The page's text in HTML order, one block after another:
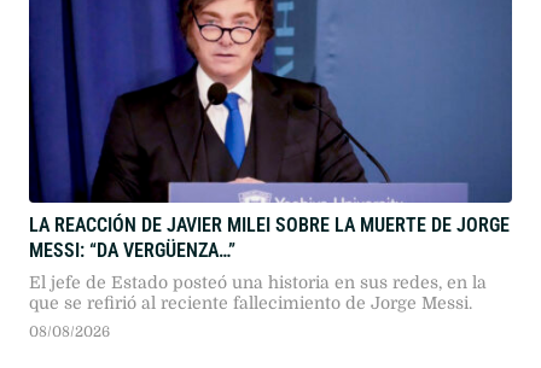
LA REACCIÓN DE JAVIER MILEI SOBRE LA MUERTE DE JORGE
MESSI: “DA VERGÜENZA…”
El jefe de Estado posteó una historia en sus redes, en la
que se refirió al reciente fallecimiento de Jorge Messi.
08/08/2026